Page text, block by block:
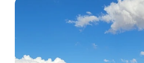
kleurrijke souks verkent, grootse
geniet van muntthee op terrascafés,
van de omstandigheden kan de hele